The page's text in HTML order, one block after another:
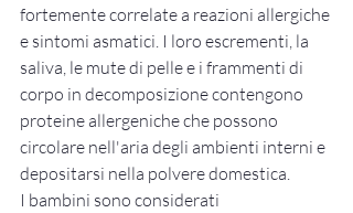
fortemente correlate a reazioni allergiche
e sintomi asmatici. I loro escrementi, la
saliva, le mute di pelle e i frammenti di
corpo in decomposizione contengono
proteine allergeniche che possono
circolare nell'aria degli ambienti interni e
depositarsi nella polvere domestica.
I bambini sono considerati